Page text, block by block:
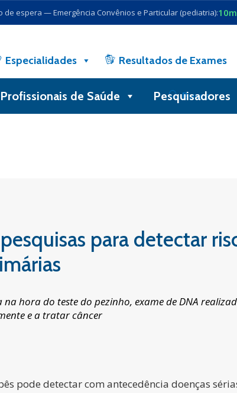
de espera — Emergência Convênios e Particular (pediatria):
Especialidades Resultados de Exames
Busca
Profissionais de Saúde Pesquisadores
para detectar
hora do teste do pezinho, exame de DNA
e a tratar câncer
pode detectar com antecedência doenças